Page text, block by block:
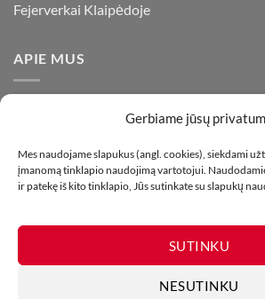
Gerbiame jūsų
Mes naudojame slapukus (angl. cookies), siekdami
įmanomą tinklapio naudojimą vartotojui.
ir patekę iš kito tinklapio, Jūs sutinkate su slapukų
SUTINKU
NESUTINKU
Fejerverkai Klaipėdoje
APIE MUS
visada stengiamės pasiūlyti tik
gaminius už bene mažiausią kainą
visoje Lietuvoje.